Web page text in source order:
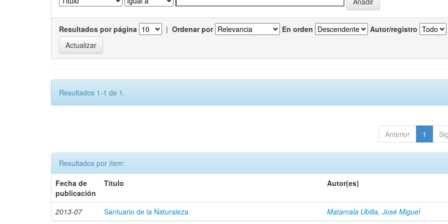
Resultados por página | Ordenar por En orden Autor/registro
Resultados 1-1 de 1.
Anterior 1
Resultados por ítem:
Fecha de
publicación
Título Autor(es)
2013-07 Santuario de la Naturaleza Matamala Ubilla, José Miguel